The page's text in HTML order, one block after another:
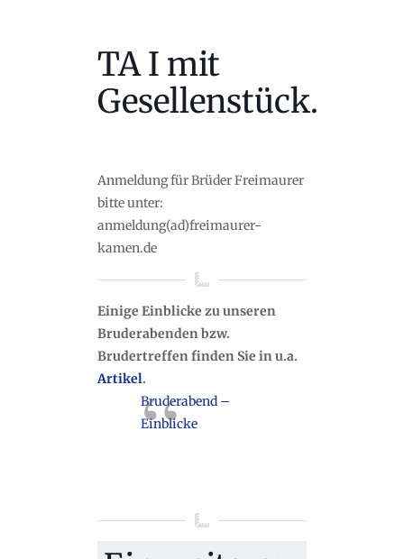
TA I mit
Gesellenstück.
Anmeldung für Brüder Freimaurer
bitte unter:
anmeldung(ad)freimaurer-
kamen.de
Einige Einblicke zu unseren
Bruderabenden bzw.
Brudertreffen finden Sie in u.a.
Artikel.
Bruderabend –
Einblicke